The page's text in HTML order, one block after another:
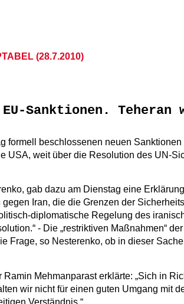
(28.7.2010)
Sanktionen. Teheran
formell beschlossenen neuen
weit über die Resolution des UN-
gab dazu am Dienstag eine
Iran, die die Grenzen der
diplomatische Regelung des
- Die „restriktiven Maßnahmen“
Frage, so Nesterenko, ob in dieser
Mehmanparast erklärte: „Sich in
wir nicht für einen guten Umgang mit
Verständnis.“